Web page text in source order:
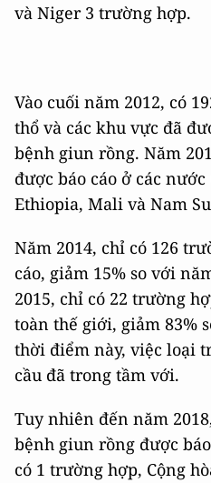
và Niger 3 trường hợp.
Vào cuối năm 2012, có
thổ và các khu vực đã
bệnh giun rồng. Năm
được báo cáo ở các nước
Ethiopia, Mali và Nam
Năm 2014, chỉ có 126
cáo, giảm 15% so với
2015, chỉ có 22 trường
toàn thế giới, giảm 83%
thời điểm này, việc loại
cầu đã trong tầm với.
Tuy nhiên đến năm
bệnh giun rồng được
có 1 trường hợp, Cộng